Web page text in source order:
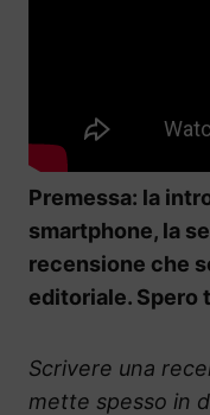
Premessa: la
smartphone, la
recensione che
editoriale. Spero
Scrivere una
mette spesso in